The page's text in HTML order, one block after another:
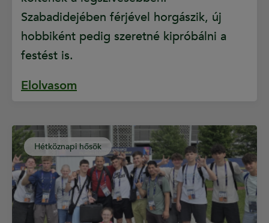
Szabadidejében férjével horgászik, új
hobbiként pedig szeretné kipróbálni a
festést is.
Elolvasom
Hétköznapi hősök